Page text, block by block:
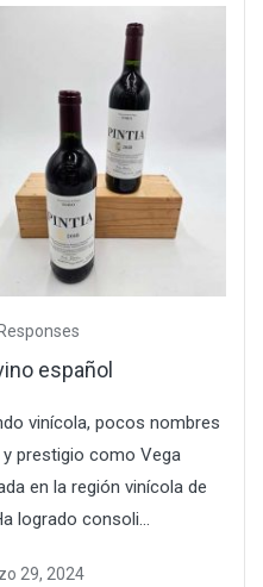
español
vinícola, pocos nombres
prestigio como Vega
en la región vinícola de
logrado consoli...
29, 2024